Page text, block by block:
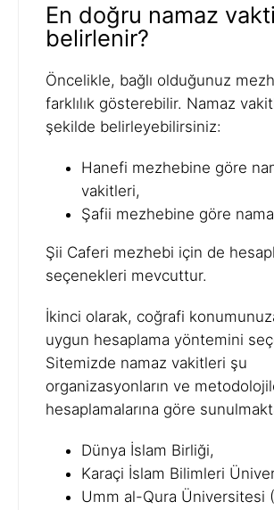
En doğru namaz vakti
belirlenir?
Öncelikle, bağlı olduğunuz
farklılık gösterebilir. Namaz
şekilde belirleyebilirsiniz:
Hanefi mezhebine göre
vakitleri,
Şafii mezhebine göre
Şii Caferi mezhebi için de
seçenekleri mevcuttur.
İkinci olarak, coğrafi
uygun hesaplama yöntemini
Sitemizde namaz vakitleri şu
organizasyonların ve
hesaplamalarına göre
Dünya İslam Birliği,
Karaçi İslam Bilimleri
Umm al-Qura Üniversitesi